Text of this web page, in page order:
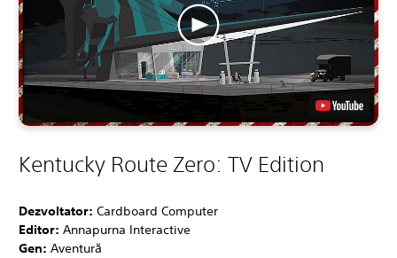
Kentucky Route Zero: TV Edition
Dezvoltator: Cardboard Computer
Editor: Annapurna Interactive
Gen: Aventură